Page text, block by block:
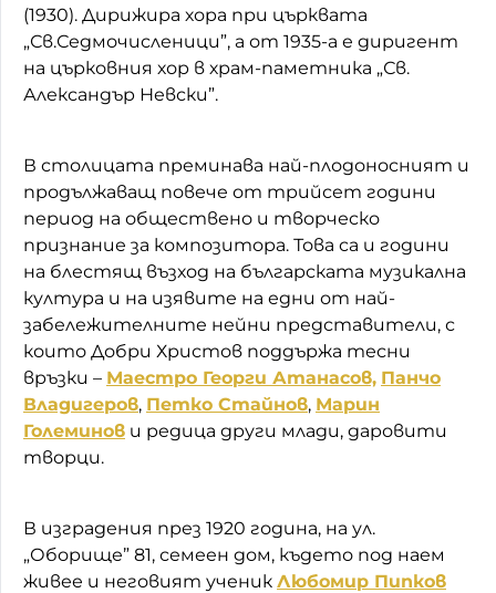
(1930). Дирижира хора при църквата
„Св.Седмочисленици”, а от 1935-а е диригент
на църковния хор в храм-паметника „Св.
Александър Невски”.
В столицата преминава най-плодоносният и
продължаващ повече от трийсет години
период на обществено и творческо
признание за композитора. Това са и години
на блестящ възход на българската музикална
култура и на изявите на едни от най-
забележителните нейни представители, с
които Добри Христов поддържа тесни
връзки – Маестро Георги Атанасов, Панчо
Владигеров, Петко Стайнов, Марин
Големинов и редица други млади, даровити
творци.
В изградения през 1920 година, на ул.
„Оборище” 81, семеен дом, където под наем
живее и неговият ученик Любомир Пипков